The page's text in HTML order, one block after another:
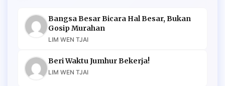
Bangsa Besar Bicara Hal Besar, Bukan
Gosip Murahan
LIM WEN TJAI
Beri Waktu Jumhur Bekerja!
LIM WEN TJAI